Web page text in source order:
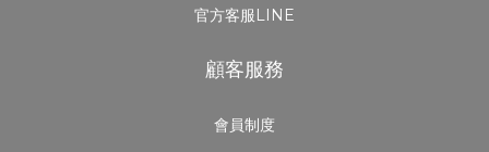
官方客服LINE
顧客服務
會員制度